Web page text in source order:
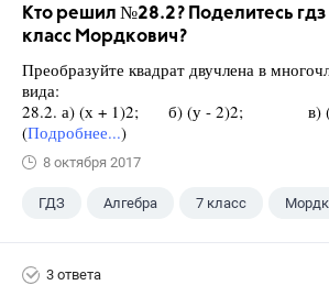
Кто решил №28.2? Поделитесь гдз
класс Мордкович?
Преобразуйте квадрат двучлена в
вида:
28.2. а) (х + 1)2; б) (у - 2)2; в)
(Подробнее...)
8 октября 2017
ГДЗ Алгебра 7 класс
3 ответа